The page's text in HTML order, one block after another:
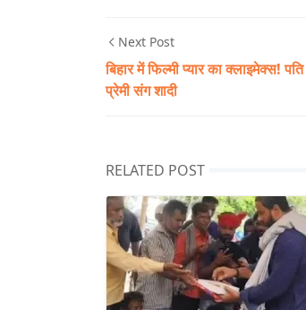
Next Post
बिहार में फिल्मी प्यार का क्लाइमेक्स!
प्रेमी संग शादी
RELATED POST